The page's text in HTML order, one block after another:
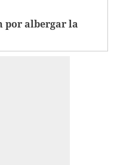
por albergar la